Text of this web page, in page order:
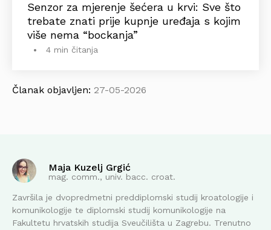
Senzor za mjerenje šećera u krvi: Sve što
trebate znati prije kupnje uređaja s kojim
više nema “bockanja”
4 min čitanja
Članak objavljen: 27-05-2026
Maja Kuzelj Grgić
mag. comm., univ. bacc. croat.
Završila je dvopredmetni preddiplomski studij kroatologije i
komunikologije te diplomski studij komunikologije na
Fakultetu hrvatskih studija Sveučilišta u Zagrebu. Trenutno